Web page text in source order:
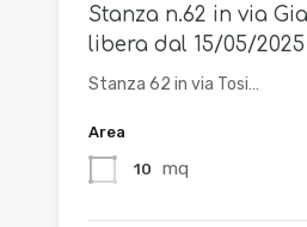
Stanza n.62 in via
libera dal 15/05/2025
Stanza 62 in via Tosi…
Area
10 mq